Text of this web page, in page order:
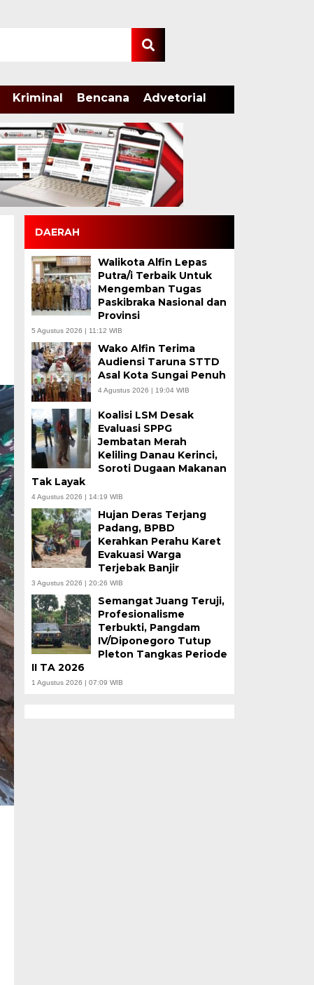
Kriminal Bencana Advetorial
DAERAH
Walikota Alfin Lepas
Putra/i Terbaik Untuk
Mengemban Tugas
Paskibraka Nasional dan
Provinsi
5 Agustus 2026 | 11:12 WIB
Wako Alfin Terima
Audiensi Taruna STTD
Asal Kota Sungai Penuh
4 Agustus 2026 | 19:04 WIB
Koalisi LSM Desak
Evaluasi SPPG
Jembatan Merah
Keliling Danau Kerinci,
Soroti Dugaan Makanan
Tak Layak
4 Agustus 2026 | 14:19 WIB
Hujan Deras Terjang
Padang, BPBD
Kerahkan Perahu Karet
Evakuasi Warga
Terjebak Banjir
3 Agustus 2026 | 20:26 WIB
Semangat Juang Teruji,
Profesionalisme
Terbukti, Pangdam
IV/Diponegoro Tutup
Pleton Tangkas Periode
II TA 2026
1 Agustus 2026 | 07:09 WIB